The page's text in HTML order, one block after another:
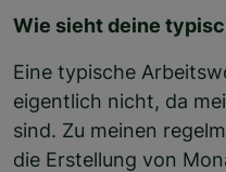
Wie sieht deine
Eine typische
eigentlich nicht, da
sind. Zu meinen
die Erstellung von